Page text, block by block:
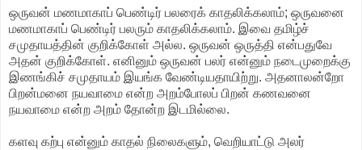
ஒருவன் மணமாகாப் பெண்டிர் பலரைக் காதலிக்கலாம்; ஒருவனை
மணமாகாப் பெண்டிர் பலரும் காதலிக்கலாம். இவை தமிழ்ச்
சமுதாயத்தின் குறிக்கோள் அல்ல. ஒருவன் ஒருத்தி என்பதுவே
அதன் குறிக்கோள். எனினும் ஒருவன் பலர் என்னும் நடைமுறைக்கு
இணங்கிச் சமுதாயம் இயங்க வேண்டியதாயிற்று. அதனாலன்றோ
பிறன்மனை நயவாமை என்ற அறம்போலப் பிறன் கணவனை
நயவாமை என்ற அறம் தோன்ற இடமில்லை.
களவு கற்பு என்னும் காதல் நிலைகளும், வெறியாட்டு அலர்